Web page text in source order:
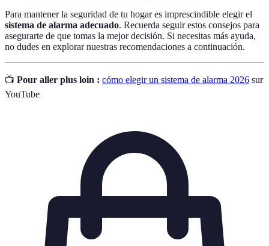
Para mantener la seguridad de tu hogar es imprescindible elegir el
sistema de alarma adecuado. Recuerda seguir estos consejos para
asegurarte de que tomas la mejor decisión. Si necesitas más ayuda,
no dudes en explorar nuestras recomendaciones a continuación.
📺 Pour aller plus loin : cómo elegir un sistema de alarma 2026 sur
YouTube